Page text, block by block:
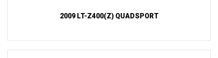
2009 LT-Z400(Z) QUADSPORT